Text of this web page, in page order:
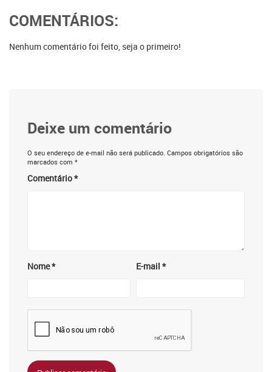
COMENTÁRIOS:
Nenhum comentário foi feito, seja o primeiro!
Deixe um comentário
O seu endereço de e-mail não será publicado. Campos obrigatórios são
marcados com *
Comentário*
Nome* E-mail *